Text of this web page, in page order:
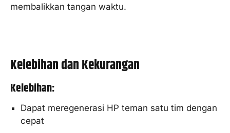
membalikkan tangan waktu.
Kelebihan dan Kekurangan
Kelebihan:
Dapat meregenerasi HP teman satu tim dengan
cepat